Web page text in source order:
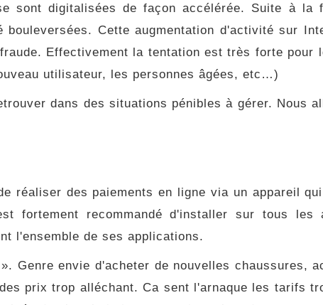
sont digitalisées de façon accélérée. Suite à la
Cette augmentation d'activité sur
Effectivement la tentation est très forte pour
utilisateur, les personnes âgées, etc…)
dans des situations pénibles à gérer. Nous
réaliser des paiements en ligne via un appareil
fortement recommandé d'installer sur tous les
l'ensemble de ses applications.
Genre envie d'acheter de nouvelles chaussures,
prix trop alléchant. Ca sent l'arnaque les tarifs